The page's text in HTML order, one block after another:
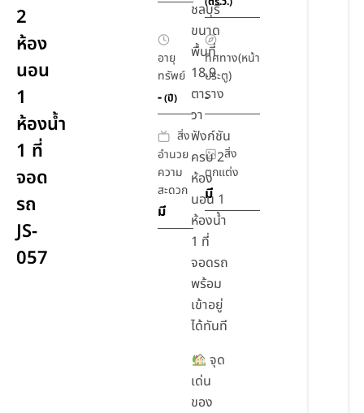
2
ห้อง
นอน
1
ห้องน้ำ
1 ที่
จอด
รถ
JS-
057
อายุ
ทรัพย์
-(ปี)
ทิศทาง(หน้า
ประตู)
-
สิ่ง
อำนวย
ความ
สะดวก
มี
สิ่ง
ตกแต่ง
มี
ชลบุรี
ขนาด
พื้นที่
18.9
ตาราง
วา
ฟังก์ชัน
ครบ 2
ห้อง
นอน 1
ห้องน้ำ
1 ที่
จอดรถ
พร้อม
เข้าอยู่
ได้ทันที
จุด
เด่น
ของ